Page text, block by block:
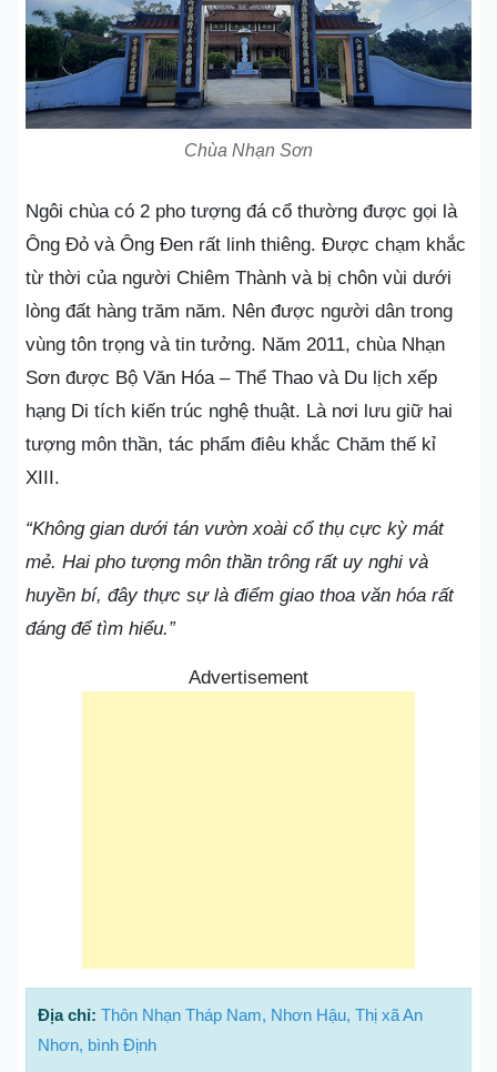
Chùa Nhạn Sơn
Ngôi chùa có 2 pho tượng đá cổ thường được gọi là
Ông Đỏ và Ông Đen rất linh thiêng. Được chạm khắc
từ thời của người Chiêm Thành và bị chôn vùi dưới
lòng đất hàng trăm năm. Nên được người dân trong
vùng tôn trọng và tin tưởng. Năm 2011, chùa Nhạn
Sơn được Bộ Văn Hóa – Thể Thao và Du lịch xếp
hạng Di tích kiến trúc nghệ thuật. Là nơi lưu giữ hai
tượng môn thần, tác phẩm điêu khắc Chăm thế kỉ
XIII.
“Không gian dưới tán vườn xoài cổ thụ cực kỳ mát
mẻ. Hai pho tượng môn thần trông rất uy nghi và
huyền bí, đây thực sự là điểm giao thoa văn hóa rất
đáng để tìm hiểu.”
Advertisement
Địa chỉ: Thôn Nhạn Tháp Nam, Nhơn Hậu, Thị xã An
Nhơn, bình Định